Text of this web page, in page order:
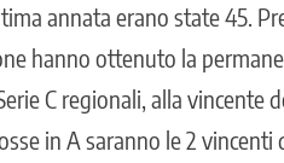
annata erano state 45.
hanno ottenuto la
C regionali, alla vincente
in A saranno le 2